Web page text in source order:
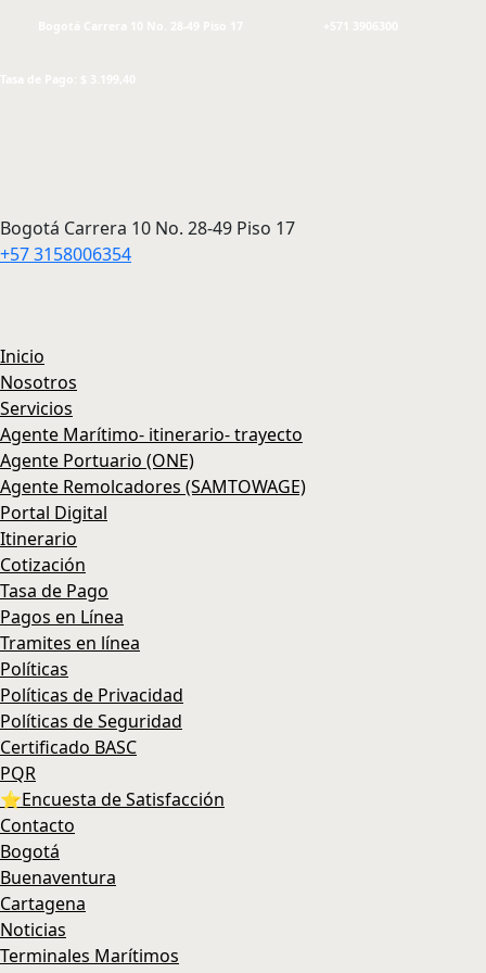
Bogotá Carrera 10 No. 28-49 Piso 17
+57 3158006354
Inicio
Nosotros
Servicios
Agente Marítimo- itinerario- trayecto
Agente Portuario (ONE)
Agente Remolcadores (SAMTOWAGE)
Portal Digital
Itinerario
Cotización
Tasa de Pago
Pagos en Línea
Tramites en línea
Políticas
Políticas de Privacidad
Políticas de Seguridad
Certificado BASC
PQR
⭐Encuesta de Satisfacción
Contacto
Bogotá
Buenaventura
Cartagena
Noticias
Terminales Marítimos